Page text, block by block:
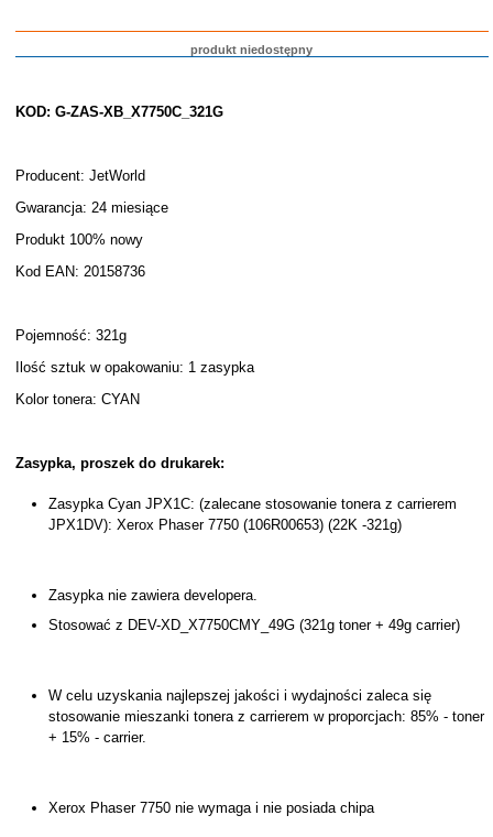
produkt niedostępny
KOD: G-ZAS-XB_X7750C_321G
Producent: JetWorld
Gwarancja: 24 miesiące
Produkt 100% nowy
Kod EAN: 20158736
Pojemność: 321g
Ilość sztuk w opakowaniu: 1 zasypka
Kolor tonera: CYAN
Zasypka, proszek do drukarek:
Zasypka Cyan JPX1C: (zalecane stosowanie tonera z carrierem
JPX1DV): Xerox Phaser 7750 (106R00653) (22K -321g)
Zasypka nie zawiera developera.
Stosować z DEV-XD_X7750CMY_49G (321g toner + 49g carrier)
W celu uzyskania najlepszej jakości i wydajności zaleca się
stosowanie mieszanki tonera z carrierem w proporcjach: 85% - toner
+ 15% - carrier.
Xerox Phaser 7750 nie wymaga i nie posiada chipa